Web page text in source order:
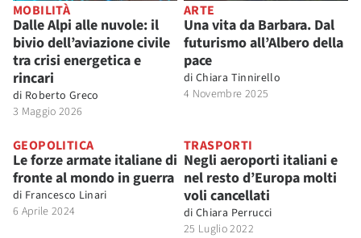
MOBILITÀ
Dalle Alpi alle nuvole: il
bivio dell’aviazione civile
tra crisi energetica e
rincari
di Roberto Greco
3 Maggio 2026
ARTE
Una vita da Barbara. Dal
futurismo all’Albero della
pace
di Chiara Tinnirello
4 Novembre 2025
GEOPOLITICA
Le forze armate italiane di
fronte al mondo in guerra
di Francesco Linari
6 Aprile 2024
TRASPORTI
Negli aeroporti italiani e
nel resto d’Europa molti
voli cancellati
di Chiara Perrucci
25 Luglio 2022